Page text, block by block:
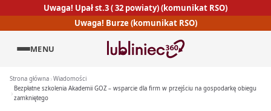
Uwaga! Upał st.3 ( 32 powiaty) (komunikat RSO)
Uwaga! Burze (komunikat RSO)
MENU
Strona główna Wiadomości
Bezpłatne szkolenia Akademii GOZ – wsparcie dla firm w przejściu na gospodarkę obiegu
zamkniętego